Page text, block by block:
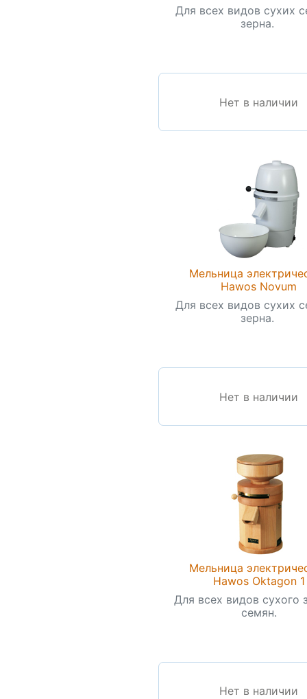
Для всех видов сухих
зерна.
Нет в наличии
Мельница
Hawos Novum
Для всех видов сухих
зерна.
Нет в наличии
Мельница
Hawos Oktagon 1
Для всех видов сухого
семян.
Нет в наличии